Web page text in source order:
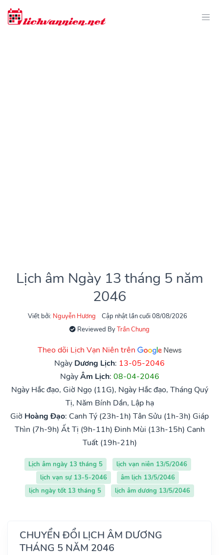
Lịch âm Ngày 13 tháng 5 năm
2046
Viết bởi: Nguyễn Hương
Cập nhật lần cuối 08/08/2026
Reviewed ByTrần Chung
Theo dõi Lịch Vạn Niên trên
Ngày Dương Lịch: 13-05-2046
NgàyÂm Lịch: 08-04-2046
Ngày Hắc đạo, Giờ Ngọ (11G), Ngày Hắc đạo, Tháng Quý
Tị, Năm Bính Dần, Lập hạ
Giờ Hoàng Đạo: Canh Tý (23h-1h) Tân Sửu (1h-3h) Giáp
Thìn (7h-9h) Ất Tị (9h-11h) Đinh Mùi (13h-15h) Canh
Tuất (19h-21h)
Lịch âm ngày 13 tháng 5
lịch vạn niên 13/5/2046
lịch vạn sự 13-5-2046
âm lịch 13/5/2046
lịch ngày tốt 13 tháng 5
lịch âm dương 13/5/2046
CHUYỂN ĐỔI LỊCH ÂM DƯƠNG
THÁNG 5 NĂM 2046